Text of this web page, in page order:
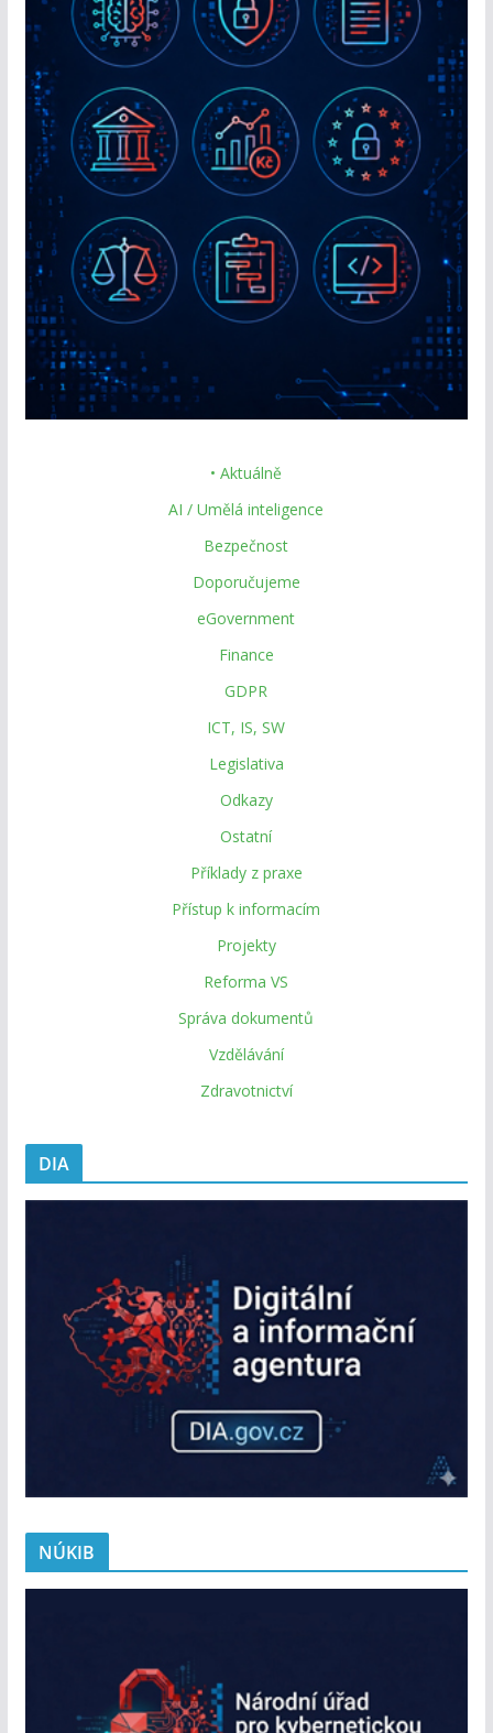
• Aktuálně
AI / Umělá inteligence
Bezpečnost
Doporučujeme
eGovernment
Finance
GDPR
ICT, IS, SW
Legislativa
Odkazy
Ostatní
Příklady z praxe
Přístup k informacím
Projekty
Reforma VS
Správa dokumentů
Vzdělávání
Zdravotnictví
DIA
NÚKIB